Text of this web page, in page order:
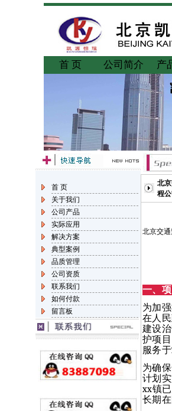
首 页 公司简介 产
首 页
关于我们
公司产品
实际应用
解决方案
典型案例
品质管理
公司资质
联系我们
如何付款
留言板
北
程公
北京交
一、
为加
在人
建设
护项
服务
为确
计划
xx镇
长期